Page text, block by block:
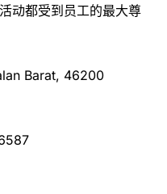
动都受到员工的最大尊
Barat, 46200